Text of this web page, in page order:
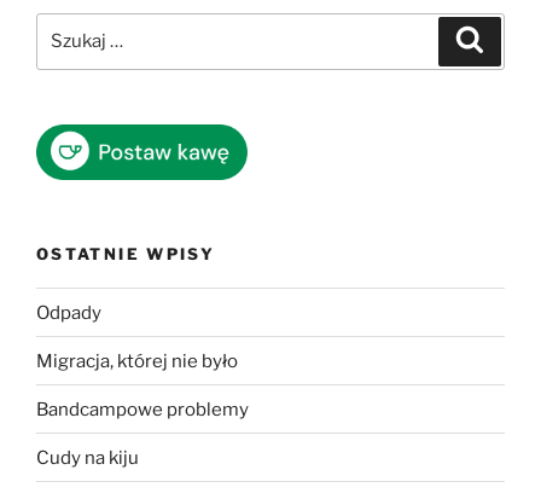
OSTATNIE WPISY
Odpady
Migracja, której nie było
Bandcampowe problemy
Cudy na kiju